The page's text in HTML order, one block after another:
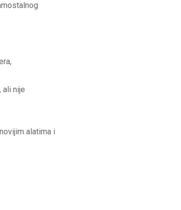
ali nije
alatima i